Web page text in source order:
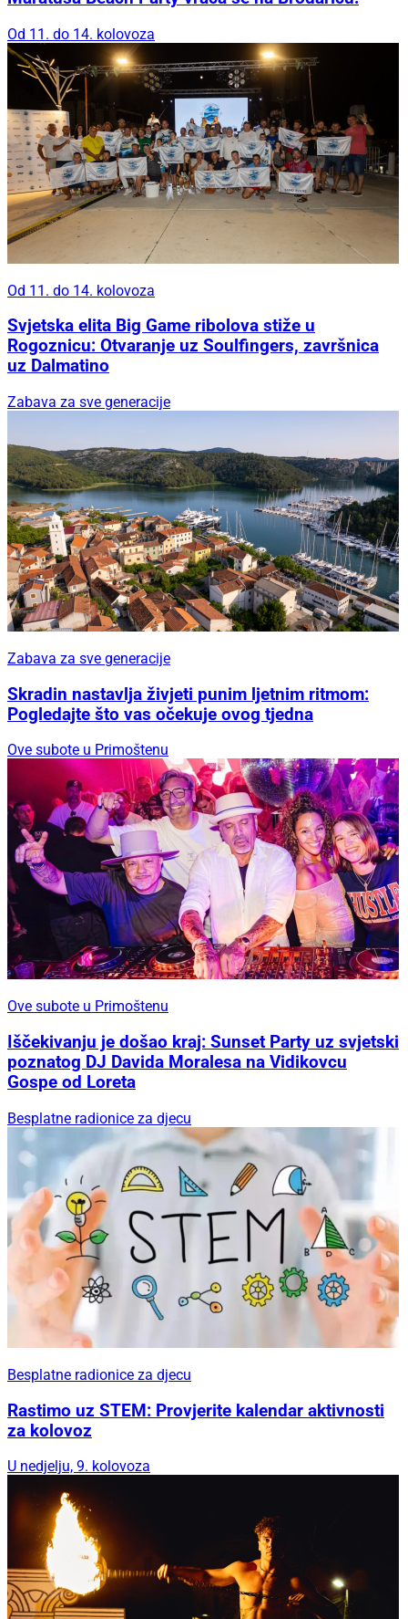
Od 11. do 14. kolovoza
Od 11. do 14. kolovoza
Svjetska elita Big Game ribolova stiže u
Rogoznicu: Otvaranje uz Soulfingers, završnica
uz Dalmatino
Zabava za sve generacije
Zabava za sve generacije
Skradin nastavlja živjeti punim ljetnim ritmom:
Pogledajte što vas očekuje ovog tjedna
Ove subote u Primoštenu
Ove subote u Primoštenu
Iščekivanju je došao kraj: Sunset Party uz svjetski
poznatog DJ Davida Moralesa na Vidikovcu
Gospe od Loreta
Besplatne radionice za djecu
Besplatne radionice za djecu
Rastimo uz STEM: Provjerite kalendar aktivnosti
za kolovoz
U nedjelju, 9. kolovoza